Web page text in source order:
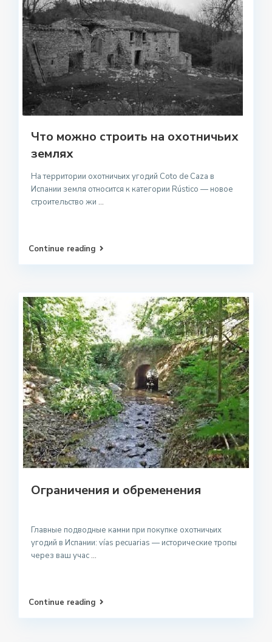
Что можно строить на охотничьих
землях
На территории охотничьих угодий Coto de Caza в
Испании земля относится к категории Rústico — новое
строительство жи ...
Continue reading
Ограничения и обременения
Главные подводные камни при покупке охотничьих
угодий в Испании: vías pecuarias — исторические тропы
через ваш учас ...
Continue reading